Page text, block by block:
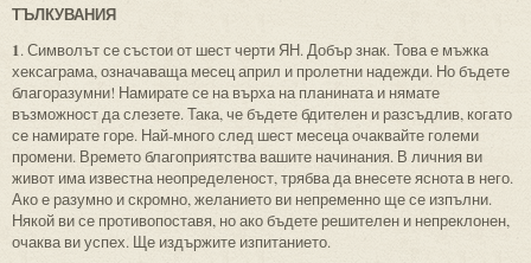
ТЪЛКУВАНИЯ
1. Символът се състои от шест черти ЯН. Добър знак. Това е мъжка
хексаграма, означаваща месец април и пролетни надежди. Но бъдете
благоразумни! Намирате се на върха на планината и нямате
възможност да слезете. Така, че бъдете бдителен и разсъдлив, когато
се намирате горе. Най-много след шест месеца очаквайте големи
промени. Времето благоприятства вашите начинания. В личния ви
живот има известна неопределеност, трябва да внесете яснота в него.
Ако е разумно и скромно, желанието ви непременно ще се изпълни.
Някой ви се противопоставя, но ако бъдете решителен и непреклонен,
очаква ви успех. Ще издържите изпитанието.